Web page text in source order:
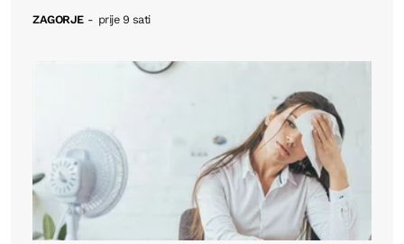
ZAGORJE - prije 9 sati